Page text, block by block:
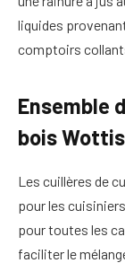
liquides
comptoirs
Ensemble
bois
Les cuillères de
pour les
pour toutes les
faciliter le